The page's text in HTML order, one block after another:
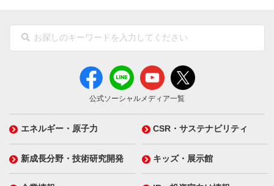
公式ソーシャルメディア一覧
エネルギー・原子力 CSR・サステナビリティ
新成長分野・技術研究開発 キッズ・展示館